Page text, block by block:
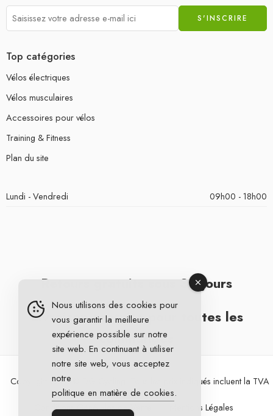
Top catégories
Vélos électriques
Vélos musculaires
Accessoires pour vélos
Training & Fitness
Plan du site
Lundi - Vendredi 09h00 - 18h00
Retours gratuits sous 30 jours
Livraison gratuite pour toutes les
commandes
Copyright 2026 © DG Cycling. Tous les prix indiqués incluent la TVA
Conditions Générales de Vente Mentions Légales
Nous utilisons des cookies pour
vous garantir la meilleure
expérience possible sur notre
site web. En continuant à utiliser
notre site web, vous acceptez
notre
politique en matière de cookies.